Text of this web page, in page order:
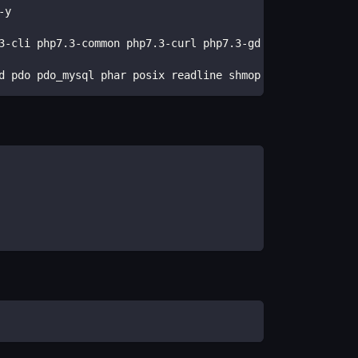
y
php7.3-common php7.3-curl php7.3-gd php7.3-json
phar posix readline shmop simplexml